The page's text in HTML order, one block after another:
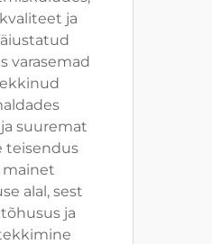
ja
varasemad
suuremat
teisendus
alal, sest
ja